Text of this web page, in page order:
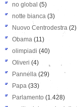
no global (5)
notte bianca (3)
Nuovo Centrodestra (2)
Obama (11)
olimpiadi (40)
Oliveri (4)
Pannella (29)
Papa (33)
Parlamento (1.428)